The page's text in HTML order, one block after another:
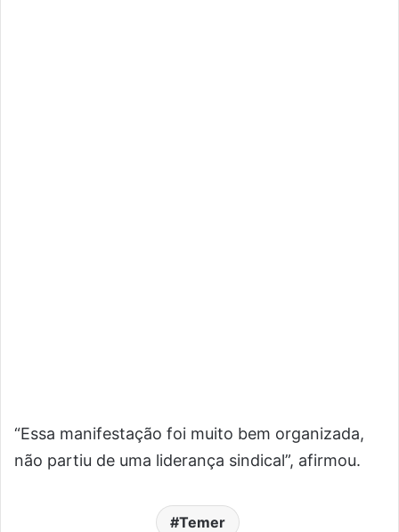
“Essa manifestação foi muito bem organizada,
não partiu de uma liderança sindical”, afirmou.
Temer